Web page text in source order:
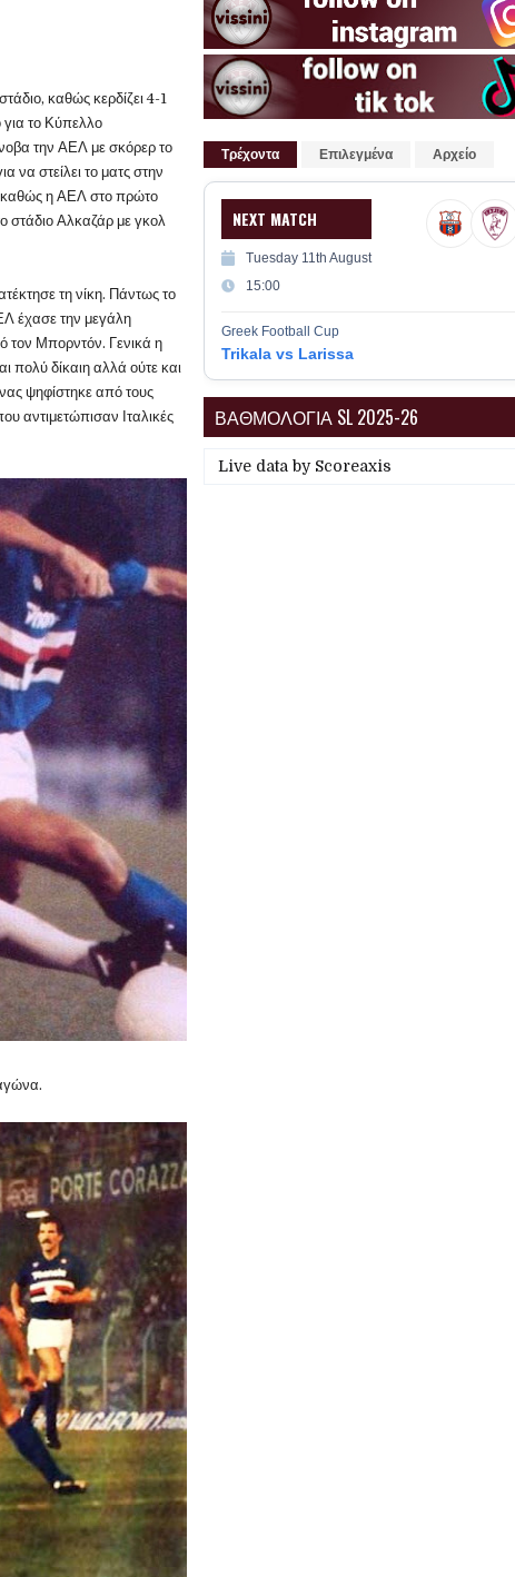
καθώς κερδίζει 4-1
για το Κύπελλο
την ΑΕΛ με σκόρερ το
να στείλει το ματς στην
καθώς η ΑΕΛ στο πρώτο
στάδιο Αλκαζάρ με γκολ
τη νίκη. Πάντως το
έχασε την μεγάλη
τον Μπορντόν. Γενικά η
πολύ δίκαιη αλλά ούτε και
ψηφίστηκε από τους
αντιμετώπισαν Ιταλικές
Τρέχοντα Επιλεγμένα Αρχείο
NEXT MATCH
Tuesday 11th August
15:00
Greek Football Cup
Trikala vs Larissa
ΒΑΘΜΟΛΟΓΙΑ SL 2025-26
Live data by Scoreaxis